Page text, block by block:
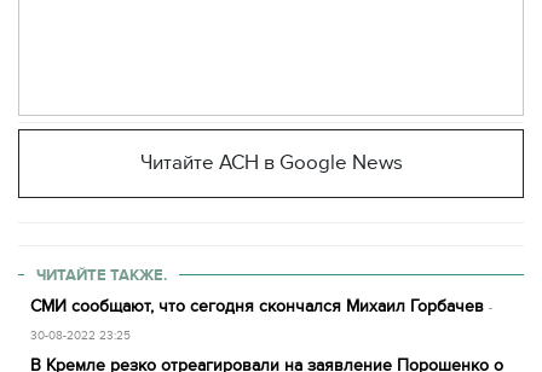
Читайте АСН в Google News
ЧИТАЙТЕ ТАКЖЕ.
СМИ сообщают, что сегодня скончался Михаил Горбачев -
30-08-2022 23:25
В Кремле резко отреагировали на заявление Порошенко о